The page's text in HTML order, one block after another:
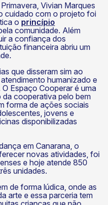
Vivian Marques
cuidado com o projeto foi
o princípio
comunidade. Além
a confiança dos
financeira abriu um
que disseram sim ao
humanizado e
Espaço Cooperar é uma
cooperativa pelo bem
forma de ações sociais
jovens e
disponibilizadas
em Canarana, o
novas atividades, foi
e hoje atende 850
unidades.
de forma lúdica, onde as
arte e essa parceria tem